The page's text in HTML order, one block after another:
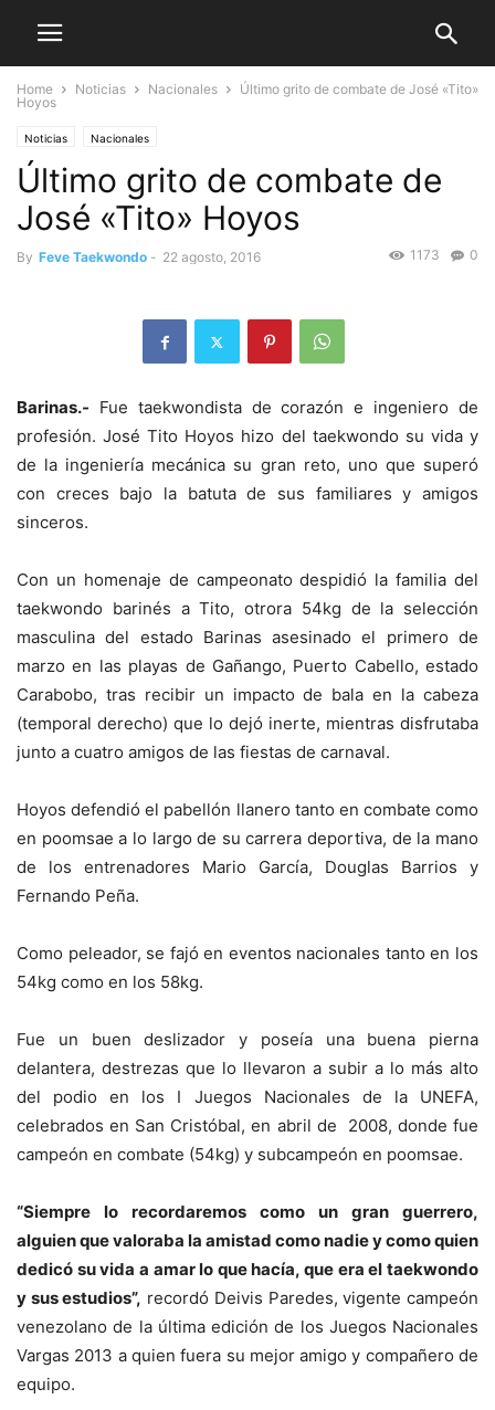
Home Noticias Nacionales
Último grito de combate de José «Tito»
Hoyos
Noticias Nacionales
Último grito de combate de
José «Tito» Hoyos
By Feve Taekwondo - 22 agosto, 2016 0
1173
Barinas.- Fue taekwondista de corazón e ingeniero de
profesión. José Tito Hoyos hizo del taekwondo su vida y
de la ingeniería mecánica su gran reto, uno que superó
con creces bajo la batuta de sus familiares y amigos
sinceros.
Con un homenaje de campeonato despidió la familia del
taekwondo barinés a Tito, otrora 54kg de la selección
masculina del estado Barinas asesinado el primero de
marzo en las playas de Gañango, Puerto Cabello, estado
Carabobo, tras recibir un impacto de bala en la cabeza
(temporal derecho) que lo dejó inerte, mientras disfrutaba
junto a cuatro amigos de las fiestas de carnaval.
Hoyos defendió el pabellón llanero tanto en combate como
en poomsae a lo largo de su carrera deportiva, de la mano
de los entrenadores Mario García, Douglas Barrios y
Fernando Peña.
Como peleador, se fajó en eventos nacionales tanto en los
54kg como en los 58kg.
Fue un buen deslizador y poseía una buena pierna
delantera, destrezas que lo llevaron a subir a lo más alto
del podio en los I Juegos Nacionales de la UNEFA,
celebrados en San Cristóbal, en abril de 2008, donde fue
campeón en combate (54kg) y subcampeón en poomsae.
“Siempre lo recordaremos como un gran guerrero,
alguien que valoraba la amistad como nadie y como quien
dedicó su vida a amar lo que hacía, que era el taekwondo
y sus estudios”, recordó Deivis Paredes, vigente campeón
venezolano de la última edición de los Juegos Nacionales
Vargas 2013 a quien fuera su mejor amigo y compañero de
equipo.